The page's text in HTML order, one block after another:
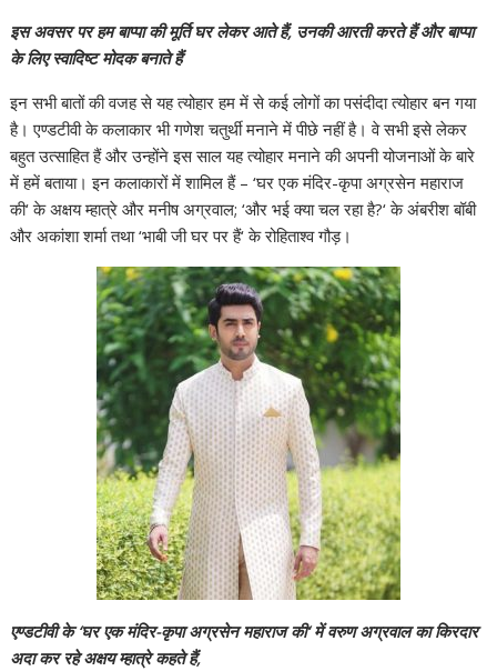
इस अवसर पर हम बाप्पा की मूर्ति घर लेकर आते हैं, उनकी आरती करते हैं और बाप्पा
के लिए स्वादिष्ट मोदक बनाते हैं
इन सभी बातों की वजह से यह त्योहार हम में से कई लोगों का पसंदीदा त्योहार बन गया
है। एण्डटीवी के कलाकार भी गणेश चतुर्थी मनाने में पीछे नहीं है। वे सभी इसे लेकर
बहुत उत्साहित हैं और उन्होंने इस साल यह त्योहार मनाने की अपनी योजनाओं के बारे
में हमें बताया। इन कलाकारों में शामिल हैं – ‘घर एक मंदिर-कृपा अग्रसेन महाराज
की‘ के अक्षय म्हात्रे और मनीष अग्रवाल; ‘और भई क्या चल रहा है?‘ के अंबरीश बॉबी
और अकांशा शर्मा तथा ‘भाबी जी घर पर हैं‘ के रोहिताश्व गौड़।
एण्डटीवी के ‘घर एक मंदिर-कृपा अग्रसेन महाराज की‘ में वरुण अग्रवाल का किरदार
अदा कर रहे अक्षय म्हात्रे कहते हैं,